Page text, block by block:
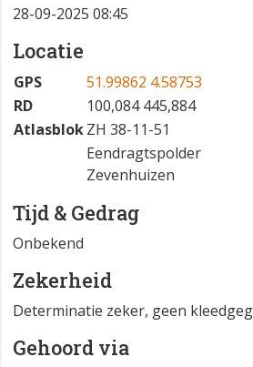
28-09-2025 08:45
Locatie
GPS
51.99862 4.58753
RD
100,084 445,884
AtlasblokZH 38-11-51
Eendragtspolder
Zevenhuizen
Tijd & Gedrag
Onbekend
Zekerheid
Determinatie zeker, geen
Gehoord via